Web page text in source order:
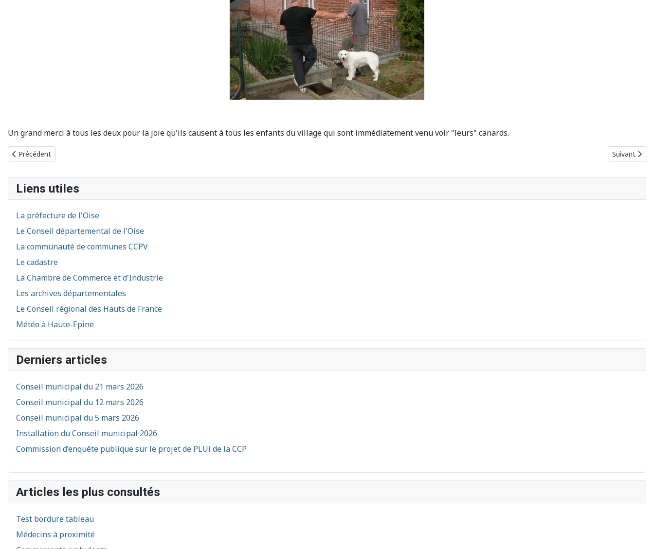
Un grand merci à tous les deux pour la joie qu'ils causent à tous les enfants du village qui sont immédiatement venu voir "leurs" canards.
Article précédent : La maison des canards
Précédent Article
Suivant
Liens utiles
La préfecture de l'Oise
Le Conseil départemental de l'Oise
La communauté de communes CCPV
Le cadastre
La Chambre de Commerce et d'Industrie
Les archives départementales
Le Conseil régional des Hauts de France
Météo à Haute-Epine
Derniers articles
Conseil municipal du 21 mars 2026
Conseil municipal du 12 mars 2026
Conseil municipal du 5 mars 2026
Installation du Conseil municipal 2026
Commission d’enquête publique sur le projet de PLUi de la CCP
Articles les plus consultés
Test bordure tableau
Médecins à proximité